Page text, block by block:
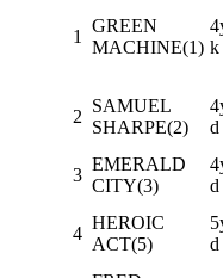
1
GREEN
MACHINE(1) k
2
SAMUEL
SHARPE(2)
d
3
EMERALD
CITY(3)
d
4
HEROIC
ACT(5)
d